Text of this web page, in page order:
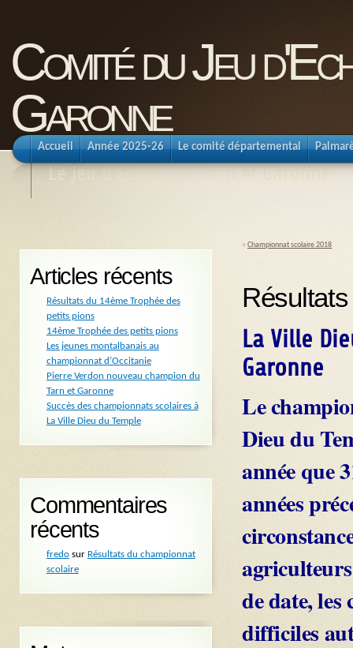
Comité du Jeu
Garonne
Le jeu d'Echecs en Tarn et Garonne
Accueil Année 2025-26 Le comité départemental
« Championnat scolaire 2018
La Ville
Garonne
Le
Dieu du
année que
années
de date,
difficiles
Articles récents
Résultats du 14ème Trophée des
petits pions
14ème Trophée des petits pions
Les jeunes montalbanais au
championnat d’Occitanie
Pierre Verdon nouveau champion du
Tarn et Garonne
Succès des championnats scolaires à
La Ville Dieu du Temple
Commentaires
récents
fredosur Résultats du championnat
scolaire